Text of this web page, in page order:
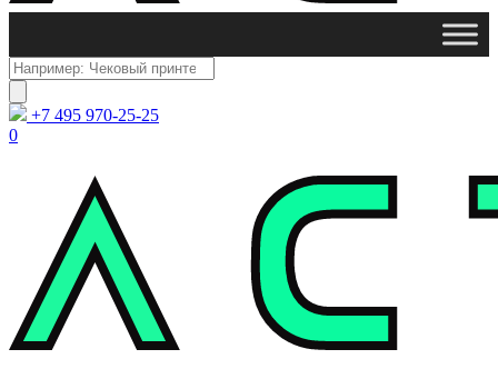
Поиск
товаров
+7 495 970-25-25
0